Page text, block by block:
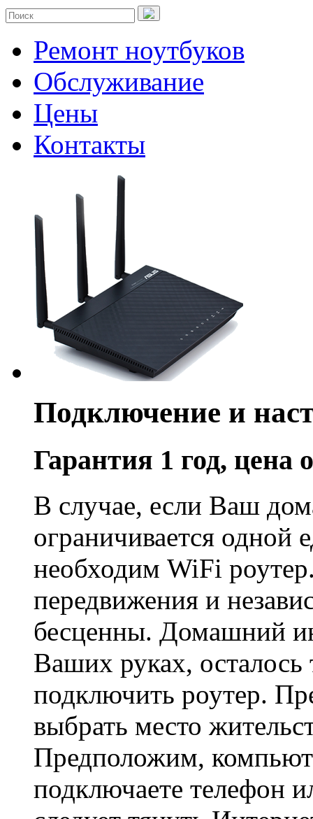
Ремонт ноутбуков
Обслуживание
Цены
Контакты
Подключение и
Гарантия 1 год, цена
В случае, если Ваш
ограничивается одной
необходим WiFi
передвижения и
бесценны. Домашний
Ваших руках, осталось
подключить роутер.
выбрать место
Предположим,
подключаете телефон